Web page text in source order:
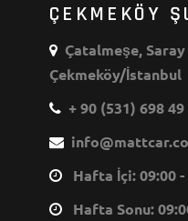
ÇEKMEKÖY
Çatalmeşe,
Çekmeköy/İstanbul
+ 90 (531) 698 49
Hafta İçi: 09:00 -
Hafta Sonu: